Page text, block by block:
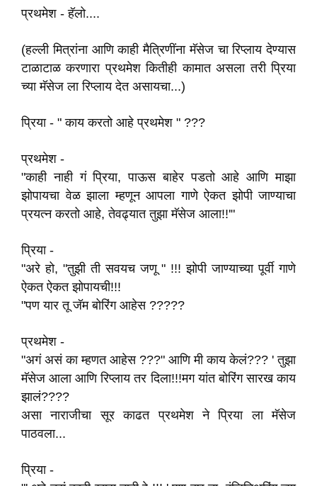
प्रथमेश - हॅलो....
(हल्ली मित्रांना आणि काही मैत्रिणींना मॅसेज चा रिप्लाय देण्यास
टाळाटाळ करणारा प्रथमेश कितीही कामात असला तरी प्रिया
च्या मॅसेज ला रिप्लाय देत असायचा...)
प्रिया - " काय करतो आहे प्रथमेश " ???
प्रथमेश -
"काही नाही गं प्रिया, पाऊस बाहेर पडतो आहे आणि माझा
झोपायचा वेळ झाला म्हणून आपला गाणे ऐकत झोपी जाण्याचा
प्रयत्न करतो आहे, तेवढ्यात तुझा मॅसेज आला!!'"
प्रिया -
"अरे हो, "तुझी ती सवयच जणू " !!! झोपी जाण्याच्या पूर्वी गाणे
ऐकत ऐकत झोपायची!!!
"पण यार तू जॅम बोरिंग आहेस ?????
प्रथमेश -
"अगं असं का म्हणत आहेस ???" आणि मी काय केलं??? ' तुझा
मॅसेज आला आणि रिप्लाय तर दिला!!!मग यांत बोरिंग सारख काय
झालं????
असा नाराजीचा सूर काढत प्रथमेश ने प्रिया ला मॅसेज
पाठवला...
प्रिया -